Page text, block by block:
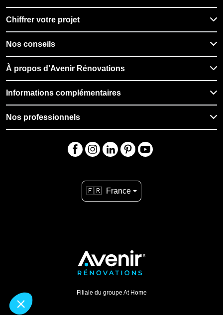
Chiffrer votre projet
Nos conseils
À propos d'Avenir Rénovations
Informations complémentaires
Nos professionnels
🇫🇷 France
Filiale du groupe At Home